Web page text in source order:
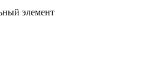
элемент